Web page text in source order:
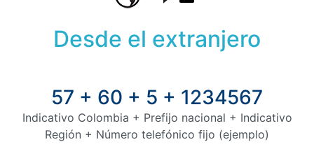
Desde el extranjero
57 + 60 + 5 + 1234567
Indicativo Colombia + Prefijo nacional + Indicativo
Región + Número telefónico fijo (ejemplo)